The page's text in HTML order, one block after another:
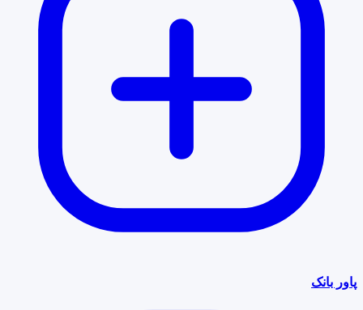
پاور بانک